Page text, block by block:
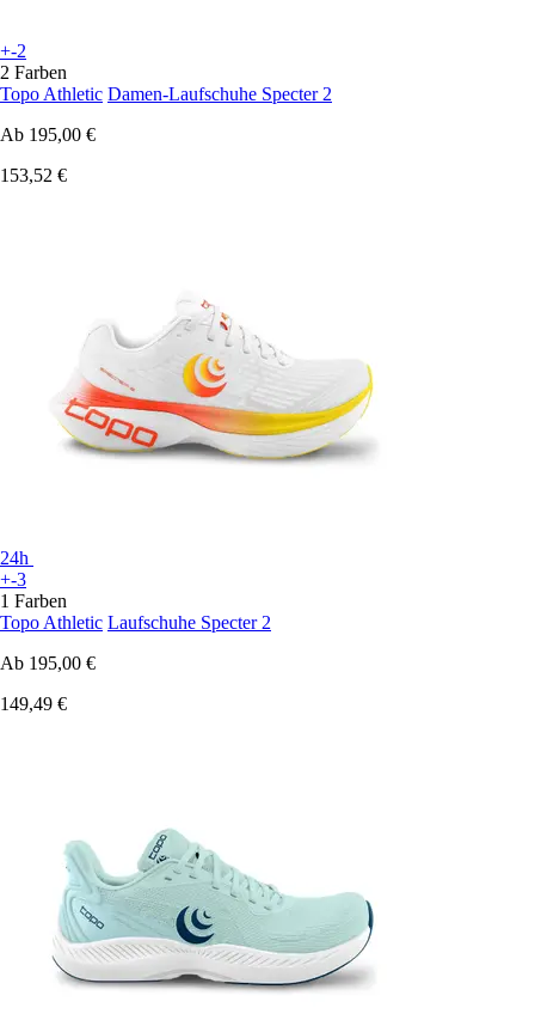
+-2
2 Farben
Topo Athletic Damen-Laufschuhe Specter 2
Ab 195,00 €
153,52 €
24h
+-3
1 Farben
Topo Athletic Laufschuhe Specter 2
Ab 195,00 €
149,49 €